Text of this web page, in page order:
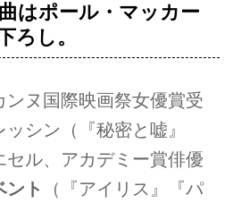
はポール・マッカー
ろし。
ンヌ国際映画祭女優賞受
シン（『秘密と嘘』
セル、アカデミー賞俳優
ント
（『アイリス』『パ